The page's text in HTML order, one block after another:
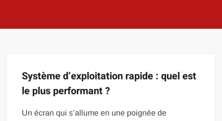
Système d’exploitation rapide : quel est
le plus performant ?
Un écran qui s’allume en une poignée de